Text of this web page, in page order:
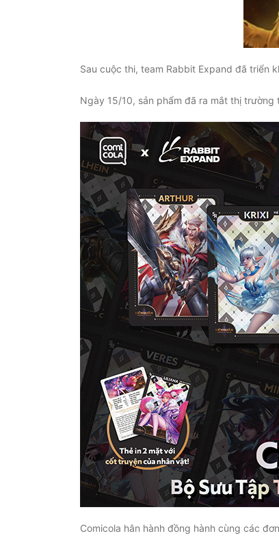
Sau cuộc thi, team Rabbit Expand đã triển
Ngày 15/10, sản phẩm đã ra mắt thị
Comicola hân hành đồng hành cùng các